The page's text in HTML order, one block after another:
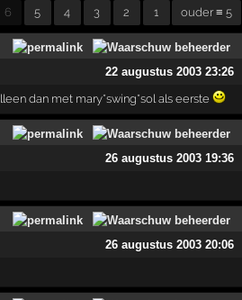
6 5 4 3 2 1 ouder ≡ 5
22 augustus 2003 23:26
dan met mary*swing*sol als eerste
26 augustus 2003 19:36
26 augustus 2003 20:06